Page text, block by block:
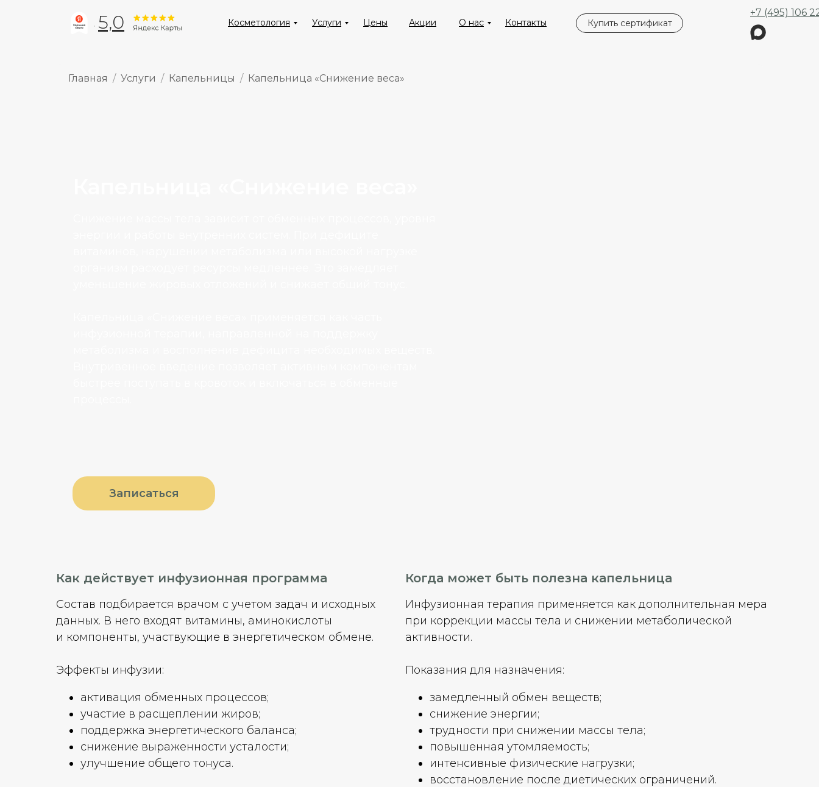
Купить сертификат
5,0 Услуги
Косметология Цены Акции О нас Контакты
+7 (495) 106
Главная Услуги Капельницы Капельница «Снижение веса»
Записаться
Как действует инфузионная программа
Состав подбирается врачом с учетом задач и исходных
данных. В него входят витамины, аминокислоты
и компоненты, участвующие в энергетическом обмене.
Эффекты инфузии:
активация обменных процессов;
участие в расщеплении жиров;
поддержка энергетического баланса;
снижение выраженности усталости;
улучшение общего тонуса.
Когда может быть полезна капельница
Инфузионная терапия применяется как дополнительная мера
при коррекции массы тела и снижении метаболической
активности.
Показания для назначения:
замедленный обмен веществ;
снижение энергии;
трудности при снижении массы тела;
повышенная утомляемость;
интенсивные физические нагрузки;
восстановление после диетических ограничений.